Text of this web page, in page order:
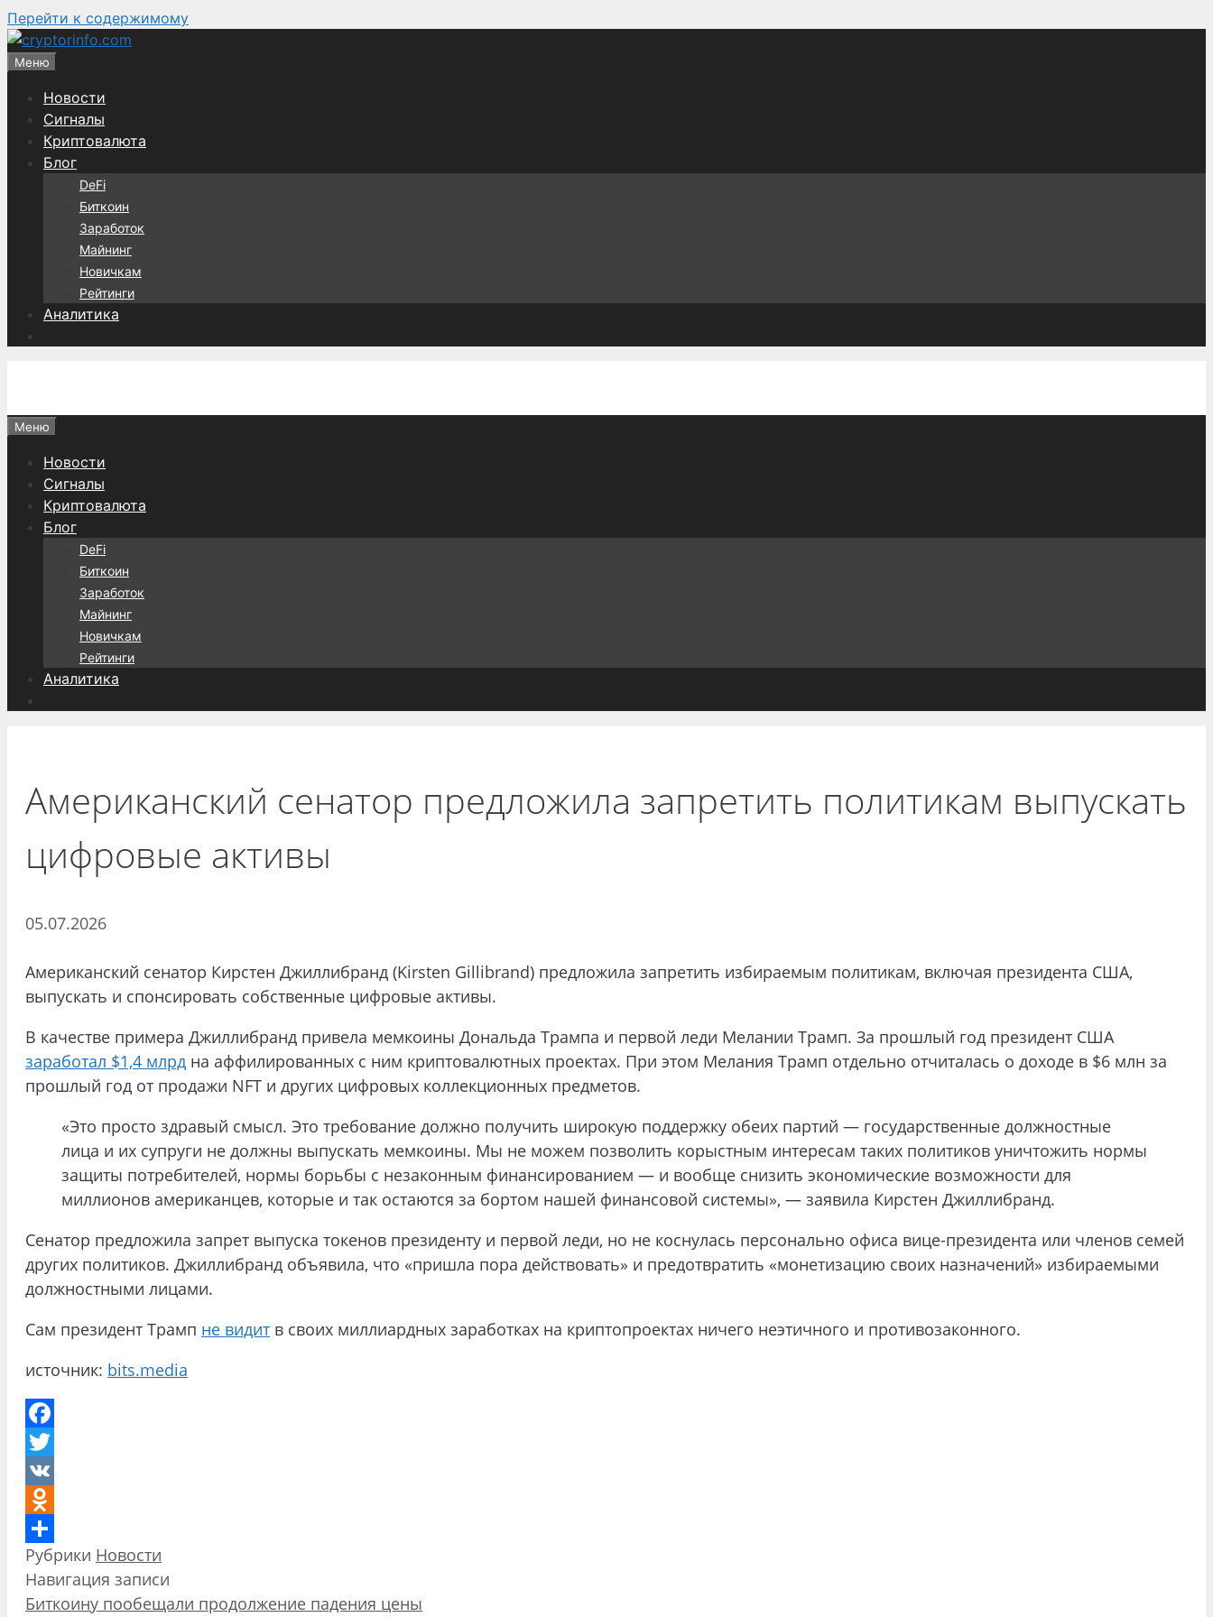
Перейти к содержимому
Меню
Новости
Сигналы
Криптовалюта
Блог
DeFi
Биткоин
Заработок
Майнинг
Новичкам
Рейтинги
Аналитика
Меню
Новости
Сигналы
Криптовалюта
Блог
DeFi
Биткоин
Заработок
Майнинг
Новичкам
Рейтинги
Аналитика
Американский сенатор предложила запретить политикам выпускать
цифровые активы
05.07.2026
Американский сенатор Кирстен Джиллибранд (Kirsten Gillibrand) предложила запретить избираемым политикам, включая президента США,
выпускать и спонсировать собственные цифровые активы.
В качестве примера Джиллибранд привела мемкоины Дональда Трампа и первой леди Мелании Трамп. За прошлый год президент США
заработал $1,4 млрд на аффилированных с ним криптовалютных проектах. При этом Мелания Трамп отдельно отчиталась о доходе в $6 млн за
прошлый год от продажи NFT и других цифровых коллекционных предметов.
«Это просто здравый смысл. Это требование должно получить широкую поддержку обеих партий ― государственные должностные
лица и их супруги не должны выпускать мемкоины. Мы не можем позволить корыстным интересам таких политиков уничтожить нормы
защиты потребителей, нормы борьбы с незаконным финансированием — и вообще снизить экономические возможности для
миллионов американцев, которые и так остаются за бортом нашей финансовой системы», ― заявила Кирстен Джиллибранд.
Сенатор предложила запрет выпуска токенов президенту и первой леди, но не коснулась персонально офиса вице-президента или членов семей
других политиков. Джиллибранд объявила, что «пришла пора действовать» и предотвратить «монетизацию своих назначений» избираемыми
должностными лицами.
Сам президент Трамп не видит в своих миллиардных заработках на криптопроектах ничего неэтичного и противозаконного.
источник: bits.media
Facebook
Twitter
VK
Odnoklassniki
Отправить
Рубрики Новости
Навигация записи
Биткоину пообещали продолжение падения цены